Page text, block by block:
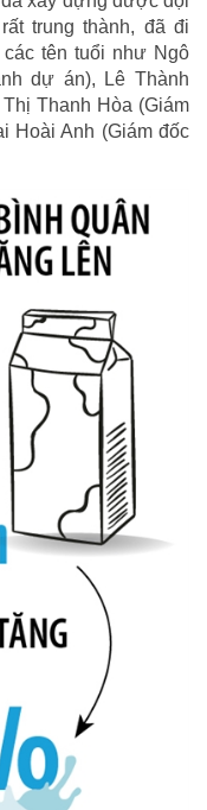
trung thành, đã đi
tên tuổi như Ngô
dự án), Lê Thành
Thanh Hòa (Giám
Hoài Anh (Giám đốc